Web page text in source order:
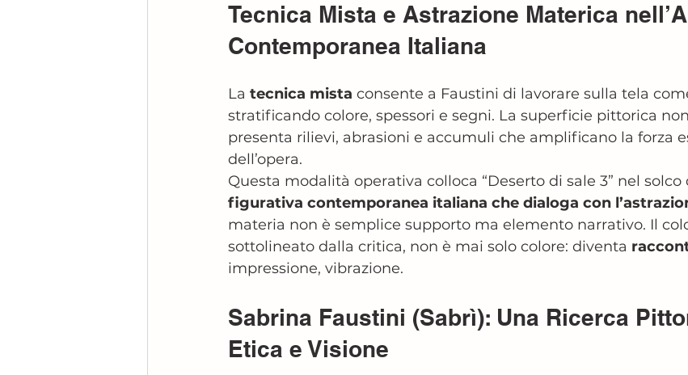
Tecnica Mista e Astrazione Materica
Contemporanea Italiana
La tecnica mista consente a Faustini di lavorare sulla tela
stratificando colore, spessori e segni. La superficie pittorica
presenta rilievi, abrasioni e accumuli che amplificano la forza
dell’opera.
Questa modalità operativa colloca “Deserto di sale 3” nel solco
figurativa contemporanea italiana che dialoga con
materia non è semplice supporto ma elemento narrativo. Il
sottolineato dalla critica, non è mai solo colore: diventa
impressione, vibrazione.
Sabrina Faustini (Sabrì): Una Ricerca
Etica e Visione